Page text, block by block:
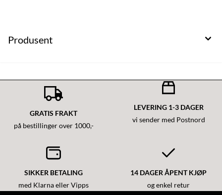
Produsent
GRATIS FRAKT
på bestillinger over 1000,-
LEVERING 1-3 DAGER
vi sender med Postnord
SIKKER BETALING
med Klarna eller Vipps
14 DAGER ÅPENT KJØP
og enkel retur